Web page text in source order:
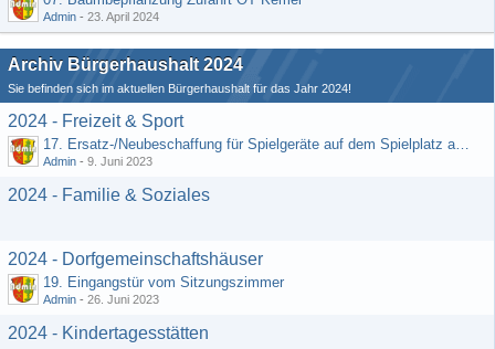
Admin - 23. April 2024
Archiv Bürgerhaushalt 2024
Sie befinden sich im aktuellen Bürgerhaushalt für das Jahr 2024!
2024 - Freizeit & Sport
17. Ersatz-/Neubeschaffung für Spielgeräte auf dem Spielplatz am DGH
Admin - 9. Juni 2023
2024 - Familie & Soziales
2024 - Dorfgemeinschaftshäuser
19. Eingangstür vom Sitzungszimmer
Admin - 26. Juni 2023
2024 - Kindertagesstätten